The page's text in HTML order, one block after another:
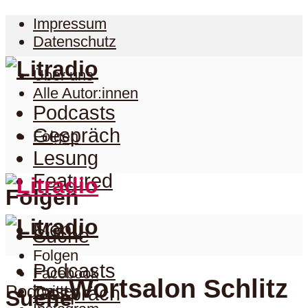
Impressum
Datenschutz
Über uns
Alle Autor:innen
Folgen
Folgen
Folgen
Facebook
Twitter
Podcasts
Gespräch
Lesung
Featured
Menu
Suche
Suche
Podcasts
Gespräch
PodcastWortsalon Schlitz